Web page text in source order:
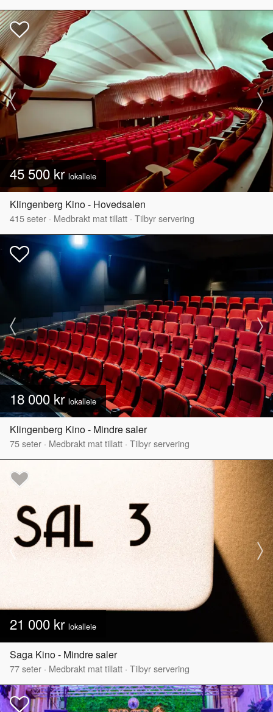
45 500 krlokalleie
Klingenberg Kino - Hovedsalen
415seter · Medbrakt mat tillatt · Tilbyr servering
18 000 krlokalleie
Klingenberg Kino - Mindre saler
75seter · Medbrakt mat tillatt · Tilbyr servering
21 000 kr lokalleie
Saga Kino - Mindre saler
77seter · Medbrakt mat tillatt · Tilbyr servering